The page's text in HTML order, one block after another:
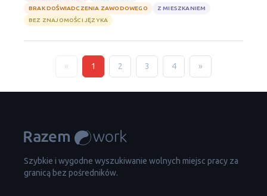
BRAK DOŚWIADCZENIA ZAWODOWEGO
Z MIESZKANIEM
BEZ ZNAJOMOŚCI JĘZYKA
« 1 2 3 4 »
Szybkie i wygodne wyszukiwanie wolnych miejsc pracy za
granicą bez pośredników.